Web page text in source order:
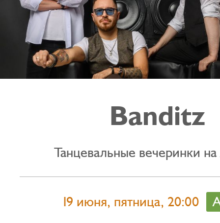
Banditz
Танцевальные вечеринки
19 июня, пятница, 20:00